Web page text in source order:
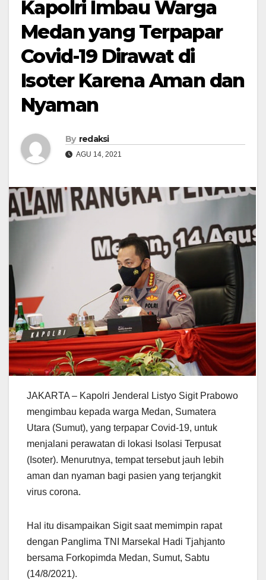
Kapolri Imbau Warga
Medan yang Terpapar
Covid-19 Dirawat di
Isoter Karena Aman dan
Nyaman
By redaksi
AGU 14, 2021
JAKARTA – Kapolri Jenderal Listyo Sigit Prabowo
mengimbau kepada warga Medan, Sumatera
Utara (Sumut), yang terpapar Covid-19, untuk
menjalani perawatan di lokasi Isolasi Terpusat
(Isoter). Menurutnya, tempat tersebut jauh lebih
aman dan nyaman bagi pasien yang terjangkit
virus corona.
Hal itu disampaikan Sigit saat memimpin rapat
dengan Panglima TNI Marsekal Hadi Tjahjanto
bersama Forkopimda Medan, Sumut, Sabtu
(14/8/2021).